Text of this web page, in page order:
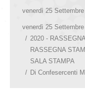
venerdì 25
venerdì 25
2020 -
RASSEGNA
SALA STAMPA
Di Confesercenti